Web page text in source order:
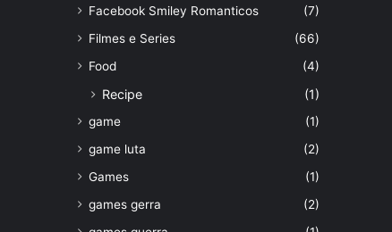
Facebook Smiley Romanticos
(7)
Filmes e Series
(66)
Food
(4)
Recipe (1)
game
(1)
game luta
(2)
Games
(1)
games gerra
(2)